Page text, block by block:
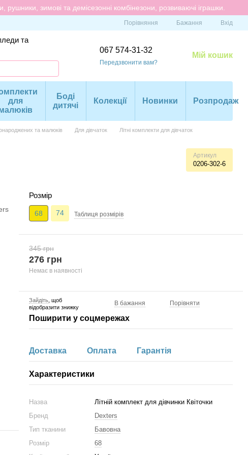
зимові та демісезонні комбінезони, розвиваючі іграшки.
Порівняння Бажання Вхід
та
067 574-31-32
Передзвонити вам?
Мій кошик
для
Боді
дитячі
Колекції Новинки Розпродаж
та малюків Для дівчаток
Літні комплекти для дівчаток
Артикул
0206-302-6
Розмір
68 74 Таблиця розмiрiв
345 грн
276 грн
Немає в наявності
Зайдіть , щоб
відобразити знижку
В бажання Порівняти
Поширити у соцмережах
Доставка Оплата Гарантія
Характеристики
Назва
Літній комплект для дівчинки Квіточки
Бренд
Dexters
Тип тканини
Бавовна
Розмір
68